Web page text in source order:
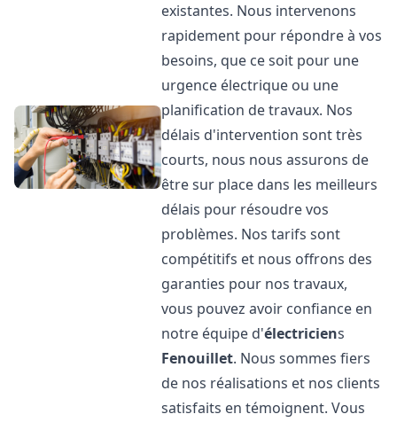
existantes. Nous intervenons
rapidement pour répondre à vos
besoins, que ce soit pour une
urgence électrique ou une
planification de travaux. Nos
délais d'intervention sont très
courts, nous nous assurons de
être sur place dans les meilleurs
délais pour résoudre vos
problèmes. Nos tarifs sont
compétitifs et nous offrons des
garanties pour nos travaux,
vous pouvez avoir confiance en
notre équipe d'électriciens
Fenouillet. Nous sommes fiers
de nos réalisations et nos clients
satisfaits en témoignent. Vous